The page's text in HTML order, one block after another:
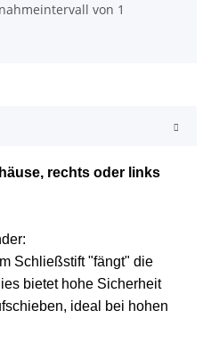
von 1
rechts oder links
Schließstift "fängt" die
bietet hohe Sicherheit
ideal bei hohen